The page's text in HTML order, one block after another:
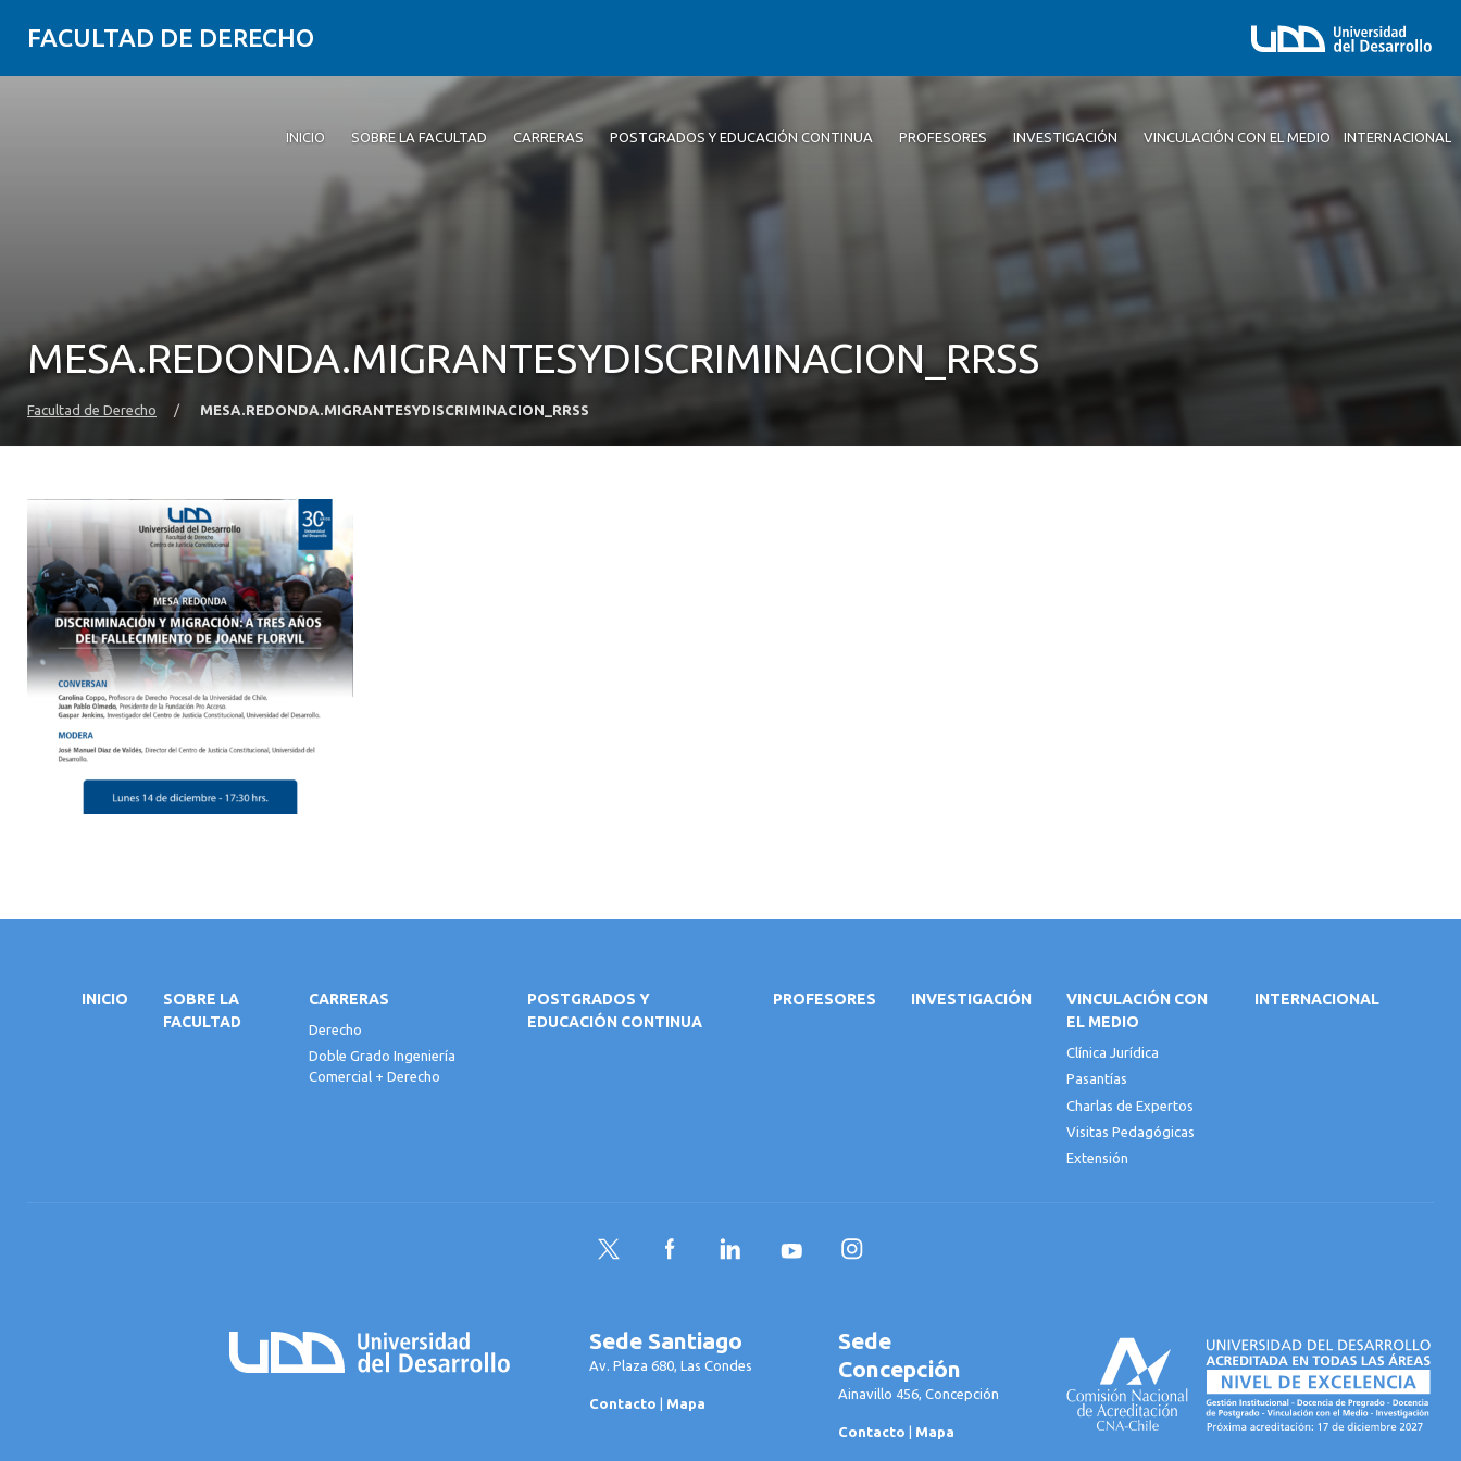
FACULTAD DE DERECHO
INICIO SOBRE LA FACULTAD CARRERAS POSTGRADOS Y EDUCACIÓN CONTINUA PROFESORES INVESTIGACIÓN VINCULACIÓN CON EL MEDIO INTERNACIONAL
MESA.REDONDA.MIGRANTESYDISCRIMINACION_RRSS
Facultad de Derecho / MESA.REDONDA.MIGRANTESYDISCRIMINACION_RRSS
INICIO
SOBRE LA
FACULTAD
CARRERAS
Derecho
Doble Grado Ingeniería
Comercial + Derecho
POSTGRADOS Y
EDUCACIÓN CONTINUA
PROFESORES INVESTIGACIÓN
VINCULACIÓN CON
EL MEDIO
Clínica Jurídica
Pasantías
Charlas de Expertos
Visitas Pedagógicas
Extensión
INTERNACIONAL
Twitter FacebookLinkedInYouTubeInstagram
Sede Santiago
Av. Plaza 680, Las Condes
Contacto | Mapa
Sede
Concepción
Ainavillo 456, Concepción
Contacto | Mapa